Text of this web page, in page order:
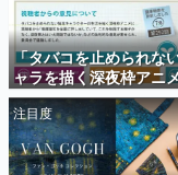
ゲー
名作ゲー
聞きし、
きます。
赫本
この物語
の形をし
「タバコを止められな
ャラを描く深夜枠アニ
聴者の一部から批判意
薬物の使用と思しき描
て、BPOが議論を交わ
注目度